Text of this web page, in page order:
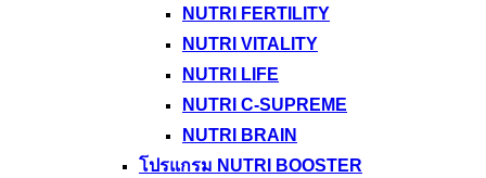
NUTRI FERTILITY
NUTRI VITALITY
NUTRI LIFE
NUTRI C-SUPREME
NUTRI BRAIN
โปรแกรม NUTRI BOOSTER